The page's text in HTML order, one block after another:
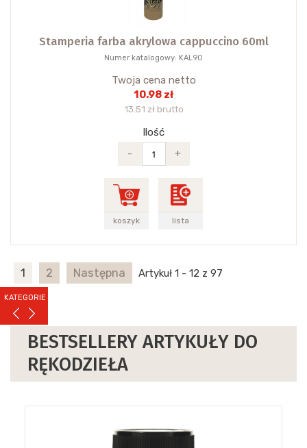
KATEGORIE
Stamperia farba akrylowa cappuccino 60ml
Numer katalogowy: KAL90
Twoja cena netto
10.98 zł
13.51 zł brutto
Ilość
-
+
koszyk lista
1 2 Następna Artykuł 1 - 12 z 97
BESTSELLERY ARTYKUŁY DO
RĘKODZIEŁA